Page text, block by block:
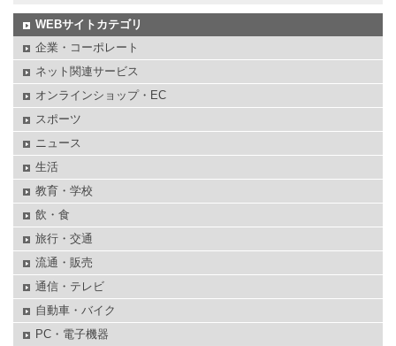
WEBサイトカテゴリ
企業・コーポレート
ネット関連サービス
オンラインショップ・EC
スポーツ
ニュース
生活
教育・学校
飲・食
旅行・交通
流通・販売
通信・テレビ
自動車・バイク
PC・電子機器